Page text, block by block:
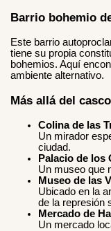
Barrio bohemio
Este barrio
tiene su propia
bohemios. Aquí
ambiente alternativo.
Más allá del
Colina de las
Un mirador
ciudad.
Palacio de los
Un museo que
Museo de las
Ubicado en la
de la represión
Mercado de
Un mercado